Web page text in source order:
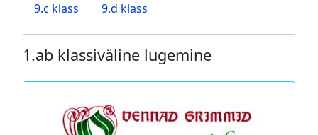
9.c klass
9.d klass
1.ab klassiväline lugemine